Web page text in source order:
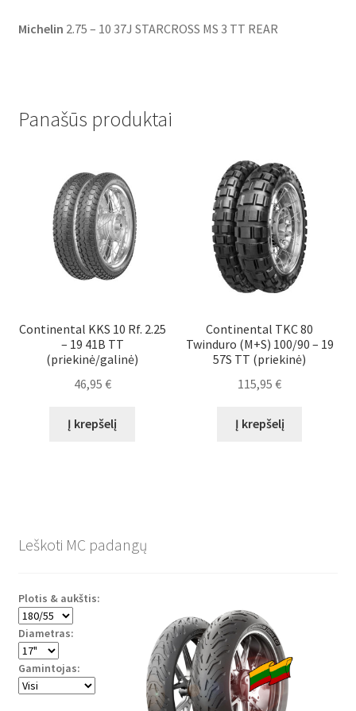
Michelin 2.75 – 10 37J STARCROSS MS 3 TT REAR
Panašūs produktai
Continental KKS 10 Rf. 2.25
– 19 41B TT
(priekinė/galinė)
46,95 €
Į krepšelį
Continental TKC 80
Twinduro (M+S) 100/90 – 19
57S TT (priekinė)
115,95€
Į krepšelį
Leškoti MC padangų
Plotis & aukštis:
Diametras:
Gamintojas: